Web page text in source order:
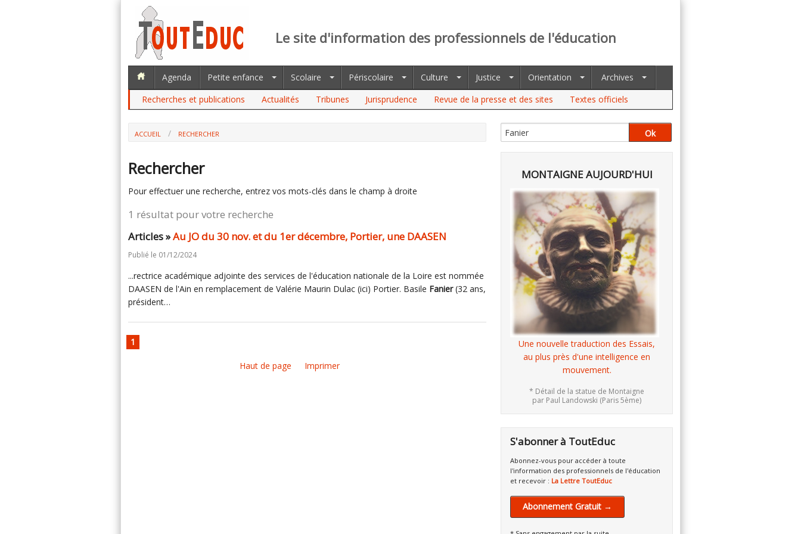
Le site d'information des professionnels de l'éducation
Agenda Petite enfance Scolaire Périscolaire Culture Justice Orientation
Archives
Recherches et publications
Actualités Tribunes Jurisprudence Revue de la presse et des sites Textes officiels
ACCUEIL RECHERCHER
Rechercher
Pour effectuer une recherche, entrez vos mots-clés dans le champ à droite
1 résultat pour votre recherche
Articles »Au JO du 30 nov. et du 1er décembre, Portier, une DAASEN
Publié le 01/12/2024
...rectrice académique adjointe des services de l'éducation nationale de la Loire est nommée
DAASEN de l'Ain en remplacement de Valérie Maurin Dulac (ici) Portier. Basile Fanier(32 ans,
président…
1
Haut de page Imprimer
MONTAIGNE AUJOURD'HUI
Une nouvelle traduction des Essais,
au plus près d'une intelligence en
mouvement.
* Détail de la statue de Montaigne
par Paul Landowski (Paris 5ème)
S'abonner à ToutEduc
Abonnez-vous pour accéder à toute
l'information des professionnels de l'éducation
et recevoir : La Lettre ToutEduc
Abonnement Gratuit →